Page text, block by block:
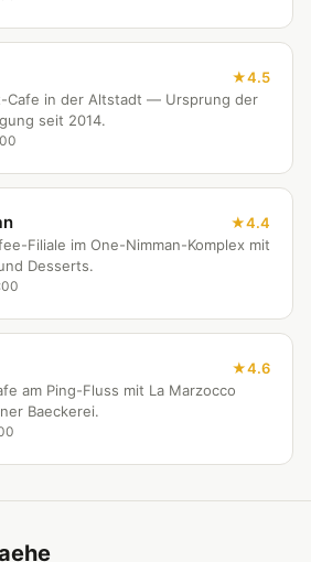
4.5
Cafe in der Altstadt — Ursprung der
seit 2014.
4.4
Filiale im One-Nimman-Komplex mit
Desserts.
4.6
am Ping-Fluss mit La Marzocco
Baeckerei.